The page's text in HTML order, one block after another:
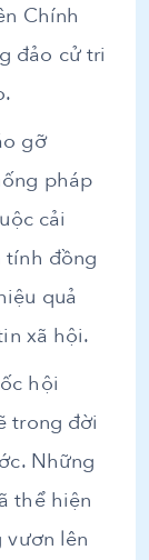
Chính
đảo cử tri
gỡ
pháp
cải
tính đồng
quả
xã hội.
hội
trong đời
Những
thể hiện
vươn lên